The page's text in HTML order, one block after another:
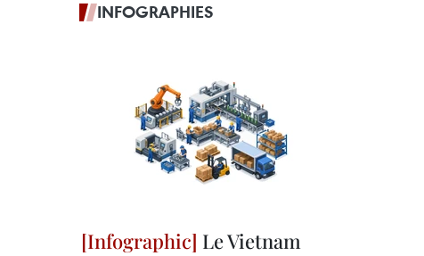
INFOGRAPHIES
Le Vietnam